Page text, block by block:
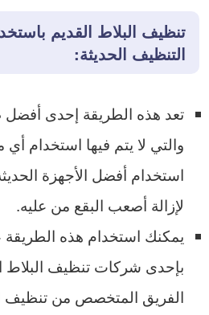
تنظيف البلاط القديم
التنظيف الحديثة:
تعد هذه الطريقة إحدى أفضل
والتي لا يتم فيها استخدام أي
استخدام أفضل الأجهزة
لإزالة أصعب البقع من عليه.
يمكنك استخدام هذه الطريقة
بإحدى شركات تنظيف البلاط
الفريق المتخصص من تنظيف